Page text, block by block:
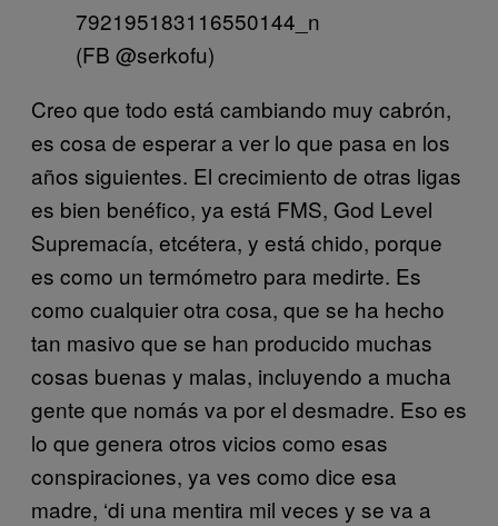
(FB @serkofu)
Creo que todo está cambiando muy cabrón,
es cosa de esperar a ver lo que pasa en los
años siguientes. El crecimiento de otras ligas
es bien benéfico, ya está FMS, God Level
Supremacía, etcétera, y está chido, porque
es como un termómetro para medirte. Es
como cualquier otra cosa, que se ha hecho
tan masivo que se han producido muchas
cosas buenas y malas, incluyendo a mucha
gente que nomás va por el desmadre. Eso es
lo que genera otros vicios como esas
conspiraciones, ya ves como dice esa
madre, ‘di una mentira mil veces y se va a